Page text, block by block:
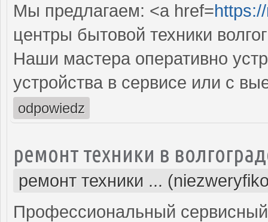
Мы предлагаем: <a href=
центры бытовой техники
Наши мастера оперативно
устройства в сервисе или с
odpowiedz
ремонт техники в
ремонт техники ...
Профессиональный